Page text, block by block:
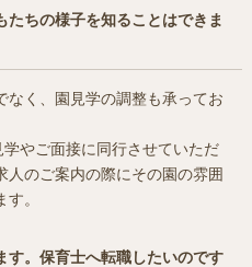
ちの様子を知ることはできま
なく、園見学の調整も承ってお
やご面接に同行させていただ
人のご案内の際にその園の雰囲
。
す。保育士へ転職したいのです